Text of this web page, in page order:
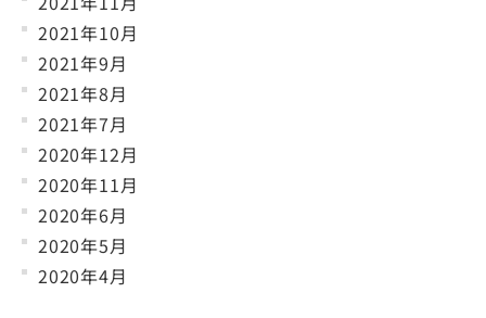
2021年10月
2021年9月
2021年8月
2021年7月
2020年12月
2020年11月
2020年6月
2020年5月
2020年4月